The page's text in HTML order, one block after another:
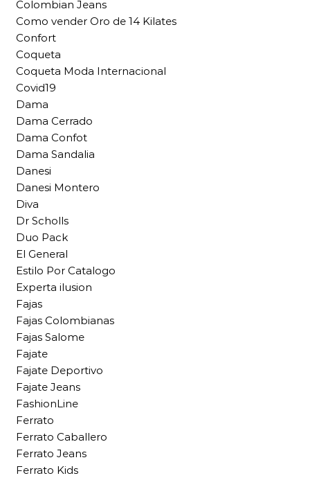
Colombian Jeans
Como vender Oro de 14 Kilates
Confort
Coqueta
Coqueta Moda Internacional
Covid19
Dama
Dama Cerrado
Dama Confot
Dama Sandalia
Danesi
Danesi Montero
Diva
Dr Scholls
Duo Pack
El General
Estilo Por Catalogo
Experta ilusion
Fajas
Fajas Colombianas
Fajas Salome
Fajate
Fajate Deportivo
Fajate Jeans
FashionLine
Ferrato
Ferrato Caballero
Ferrato Jeans
Ferrato Kids